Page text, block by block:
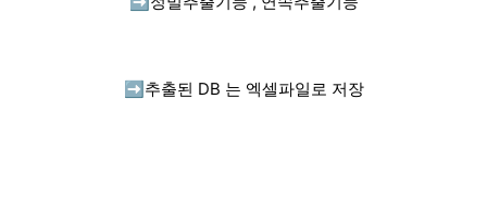
➡️ 추출된 DB 는 엑셀파일로 저장